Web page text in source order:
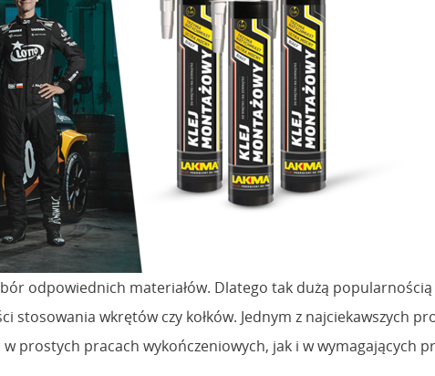
odpowiednich materiałów. Dlatego tak dużą
stosowania wkrętów czy kołków. Jednym z najciekawszych
prostych pracach wykończeniowych, jak i w wymagających